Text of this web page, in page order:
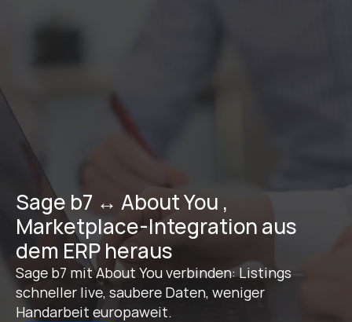
Sage b7 ↔ About You ,
Marketplace-Integration aus
dem ERP heraus
Sage b7 mit About You verbinden: Listings
schneller live, saubere Daten, weniger
Handarbeit europaweit.